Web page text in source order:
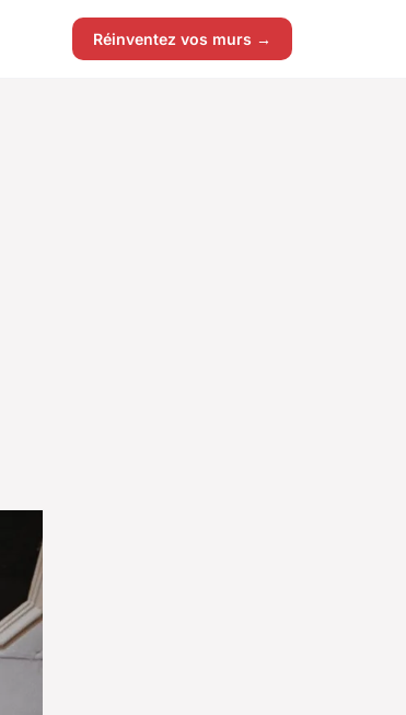
Réinventez vos murs →